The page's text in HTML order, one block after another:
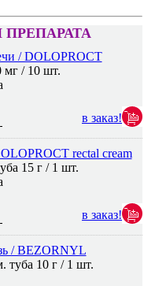
/ DOLOPROCT
мг / 10 шт.
в заказ!
rectal cream
15 г / 1 шт.
в заказ!
/ BEZORNYL
туба 10 г / 1 шт.